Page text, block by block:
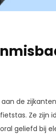
de
Ze zijn
geliefd bij